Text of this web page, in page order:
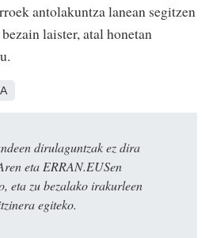
antolakuntza lanean segitzen
laister, atal honetan
dirulaguntzak ez dira
eta ERRAN.EUSen
eta zu bezalako irakurleen
egiteko.